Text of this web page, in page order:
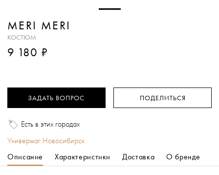
MERI MERI
КОСТЮМ
9 180 ₽
ЗАДАТЬ ВОПРОС ПОДЕЛИТЬСЯ
Есть в этих городах
Универмаг Новосибирск
Описание
Характеристики Доставка О бренде